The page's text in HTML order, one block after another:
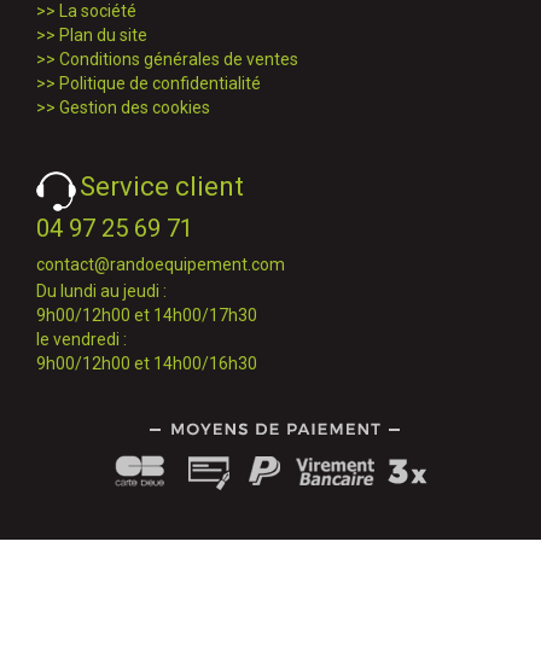
>>
La société
>> Plan du site
>> Conditions générales de ventes
>> Politique de confidentialité
>> Gestion des cookies
Service client
04 97 25 69 71
contact@randoequipement.com
Du lundi au jeudi :
9h00/12h00 et 14h00/17h30
le vendredi :
9h00/12h00 et 14h00/16h30